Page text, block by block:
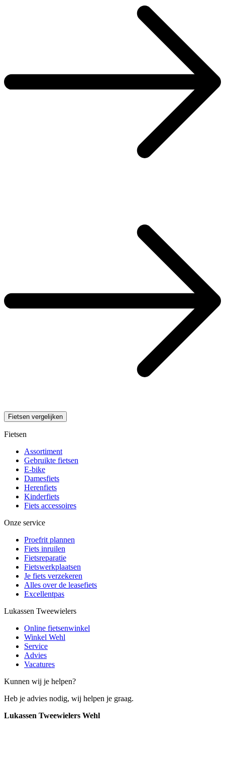
Fietsen vergelijken
Fietsen
Assortiment
Gebruikte fietsen
E-bike
Damesfiets
Herenfiets
Kinderfiets
Fiets accessoires
Onze service
Proefrit plannen
Fiets inruilen
Fietsreparatie
Fietswerkplaatsen
Je fiets verzekeren
Alles over de leasefiets
Excellentpas
Lukassen Tweewielers
Online fietsenwinkel
Winkel Wehl
Service
Advies
Vacatures
Kunnen wij je helpen?
Heb je advies nodig, wij helpen je graag.
Lukassen Tweewielers Wehl